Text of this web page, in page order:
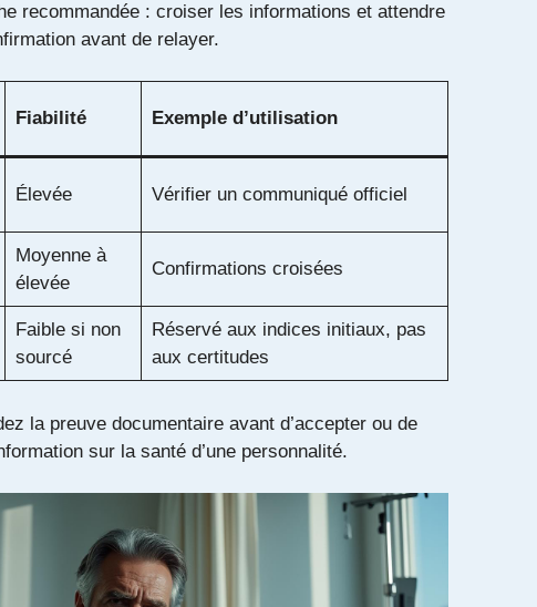
recommandée : croiser les informations et attendre
avant de relayer.
Fiabilité Exemple d’utilisation
Élevée Vérifier un communiqué officiel
Moyenne à
élevée
Confirmations croisées
Faible si non
sourcé
Réservé aux indices initiaux, pas
aux certitudes
la preuve documentaire avant d’accepter ou de
sur la santé d’une personnalité.